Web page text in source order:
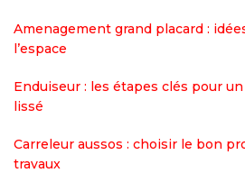
Amenagement grand placard :
l’espace
Enduiseur : les étapes clés pour
lissé
Carreleur aussos : choisir le bon
travaux